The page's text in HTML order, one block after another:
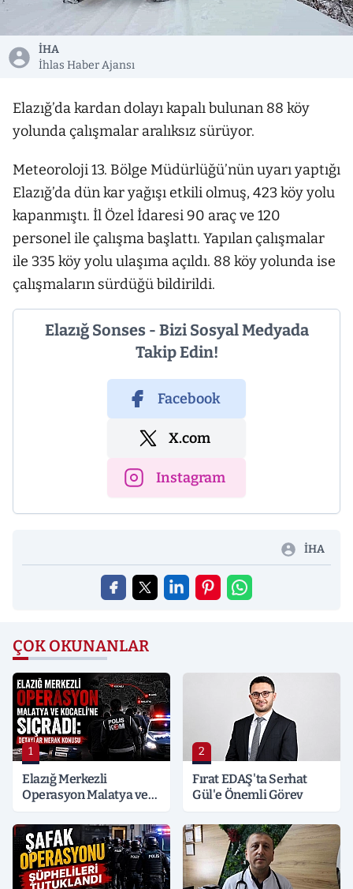
İHA
İhlas Haber Ajansı
Elazığ’da kardan dolayı kapalı bulunan 88 köy
yolunda çalışmalar aralıksız sürüyor.
Meteoroloji 13. Bölge Müdürlüğü’nün uyarı yaptığı
Elazığ’da dün kar yağışı etkili olmuş, 423 köy yolu
kapanmıştı. İl Özel İdaresi 90 araç ve 120
personel ile çalışma başlattı. Yapılan çalışmalar
ile 335 köy yolu ulaşıma açıldı. 88 köy yolunda ise
çalışmaların sürdüğü bildirildi.
Elazığ Sonses - Bizi Sosyal Medyada
Takip Edin!
Facebook
X.com
Instagram
İHA
ÇOK OKUNANLAR
1
Elazığ Merkezli
Operasyon Malatya ve
Detaylar Merak Konusu
2
Fırat EDAŞ'ta Serhat
Gül'e Önemli Görev